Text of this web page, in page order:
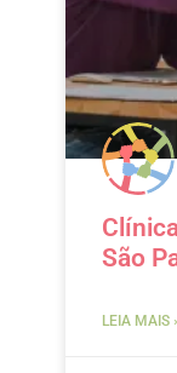
São
LEIA MAIS